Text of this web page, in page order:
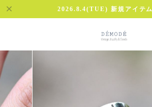
2026.8.4(TUE) 新規アイテ